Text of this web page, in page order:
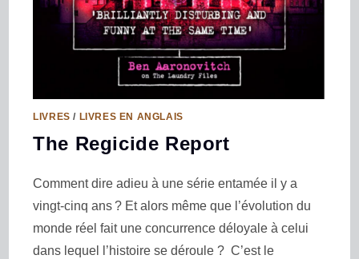
LIVRES / LIVRES EN ANGLAIS
The Regicide Report
Comment dire adieu à une série entamée il y a
vingt-cinq ans ? Et alors même que l’évolution du
monde réel fait une concurrence déloyale à celui
dans lequel l’histoire se déroule ? C’est le